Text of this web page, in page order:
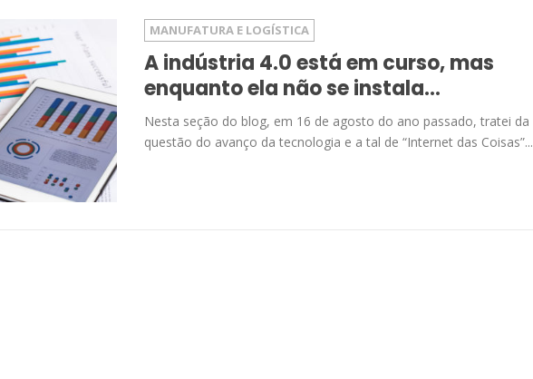
MANUFATURA E LOGÍSTICA
A indústria 4.0 está em curso, mas
enquanto ela não se instala…
Nesta seção do blog, em 16 de agosto do ano passado, tratei da
questão do avanço da tecnologia e a tal de “Internet das Coisas”...